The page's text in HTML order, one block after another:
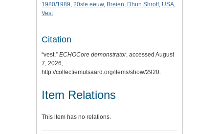
1980/1989 20ste eeuw, Breien Dhun Shroff, USA
Vest
Citation
“vest,” ECHOCore demonstrator, accessed August
7, 2026,
http://collectiemutsaard.org/items/show/2920.
Item Relations
This item has no relations.